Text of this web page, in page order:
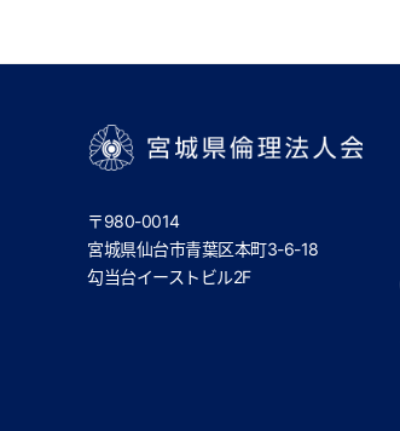
〒980-0014
宮城県仙台市青葉区本町3-6-18
勾当台イーストビル2F